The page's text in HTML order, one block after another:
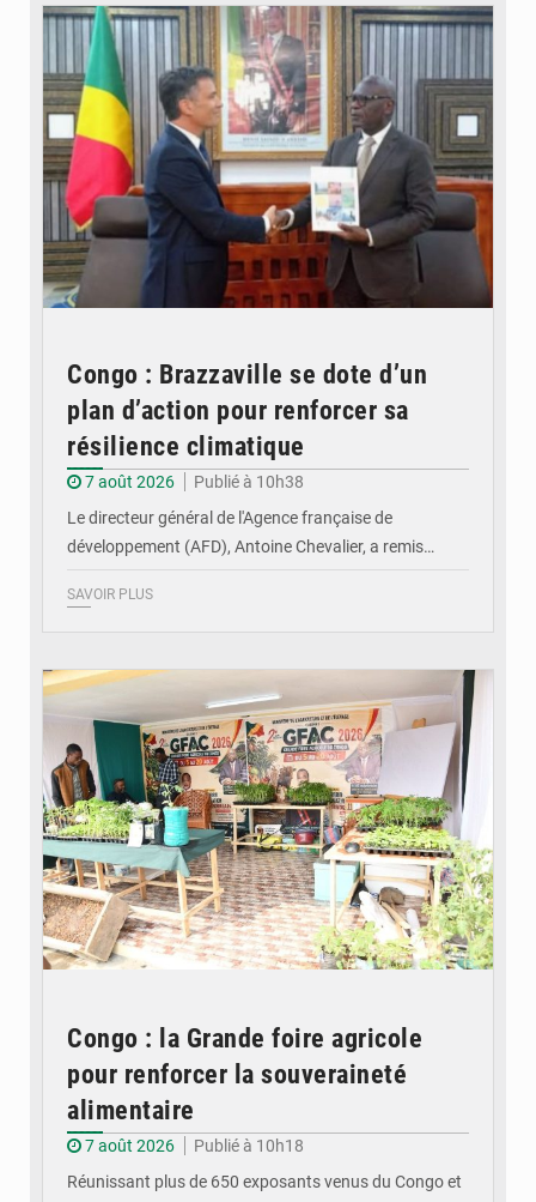
Congo : Brazzaville se dote d’un
plan d’action pour renforcer sa
résilience climatique
7 août 2026
Publié à 10h38
Le directeur général de l'Agence française de
développement (AFD), Antoine Chevalier, a remis…
SAVOIR PLUS
Congo : la Grande foire agricole
pour renforcer la souveraineté
alimentaire
7 août 2026
Publié à 10h18
Réunissant plus de 650 exposants venus du Congo et